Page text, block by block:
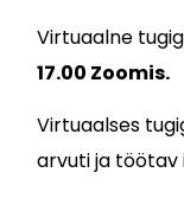
Virtuaalne
17.00 Zoomis.
Virtuaalses
arvuti ja töötav